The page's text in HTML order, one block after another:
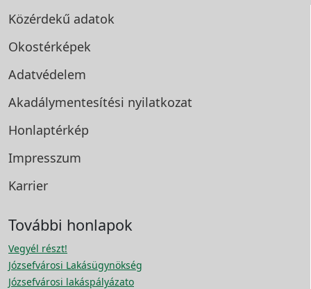
Közérdekű adatok
Okostérképek
Adatvédelem
Akadálymentesítési nyilatkozat
Honlaptérkép
Impresszum
Karrier
További honlapok
Vegyél részt!
Józsefvárosi Lakásügynökség
Józsefvárosi lakáspályázato